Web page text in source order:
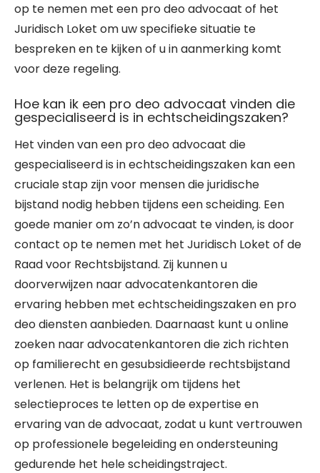
op te nemen met een pro deo advocaat of het
Juridisch Loket om uw specifieke situatie te
bespreken en te kijken of u in aanmerking komt
voor deze regeling.
Hoe kan ik een pro deo advocaat vinden die
gespecialiseerd is in echtscheidingszaken?
Het vinden van een pro deo advocaat die
gespecialiseerd is in echtscheidingszaken kan een
cruciale stap zijn voor mensen die juridische
bijstand nodig hebben tijdens een scheiding. Een
goede manier om zo’n advocaat te vinden, is door
contact op te nemen met het Juridisch Loket of de
Raad voor Rechtsbijstand. Zij kunnen u
doorverwijzen naar advocatenkantoren die
ervaring hebben met echtscheidingszaken en pro
deo diensten aanbieden. Daarnaast kunt u online
zoeken naar advocatenkantoren die zich richten
op familierecht en gesubsidieerde rechtsbijstand
verlenen. Het is belangrijk om tijdens het
selectieproces te letten op de expertise en
ervaring van de advocaat, zodat u kunt vertrouwen
op professionele begeleiding en ondersteuning
gedurende het hele scheidingstraject.